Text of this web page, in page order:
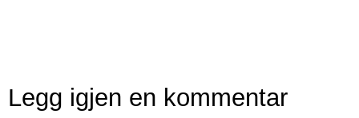
Legg igjen en kommentar